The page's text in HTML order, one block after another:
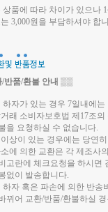
상품에 따라 차이가 있으나
3,000원을 부담하셔야 합
/반품/환불 안내 ▒▒
하자가 있는 경우 7일내에
래 소비자보호법 제17조
을 요청하실 수 없습니다.
상이 있는 경우에는 당연
에 의한 교환은 각 제조사
고란에 체크요청을 하시면
없이 발송합니다.
하자 혹은 파손에 의한 반송
뀌어 교환/반품/환불하실